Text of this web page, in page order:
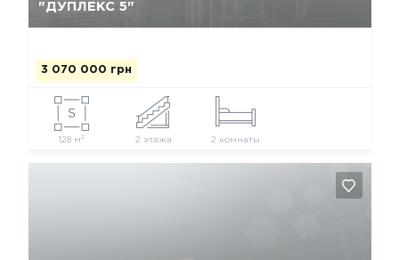
"ДУПЛЕКС 5"
3 070 000 грн
128 м 2 2 этажа 2 комнаты